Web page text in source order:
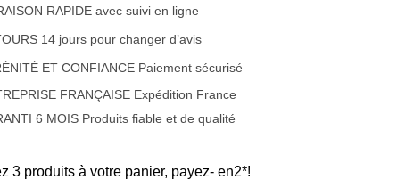
RAPIDE avec suivi en ligne
14 jours pour changer d’avis
ET CONFIANCE Paiement sécurisé
FRANÇAISE Expédition France
6 MOIS Produits fiable et de qualité
3 produits à votre panier, payez- en2*!